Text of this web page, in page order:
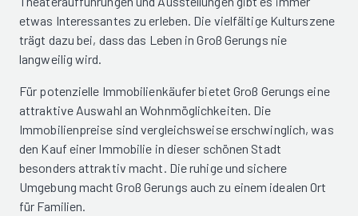
etwas Interessantes zu erleben. Die vielfältige Kulturszene
trägt dazu bei, dass das Leben in Groß Gerungs nie
langweilig wird.
Für potenzielle Immobilienkäufer bietet Groß Gerungs eine
attraktive Auswahl an Wohnmöglichkeiten. Die
Immobilienpreise sind vergleichsweise erschwinglich, was
den Kauf einer Immobilie in dieser schönen Stadt
besonders attraktiv macht. Die ruhige und sichere
Umgebung macht Groß Gerungs auch zu einem idealen Ort
für Familien.